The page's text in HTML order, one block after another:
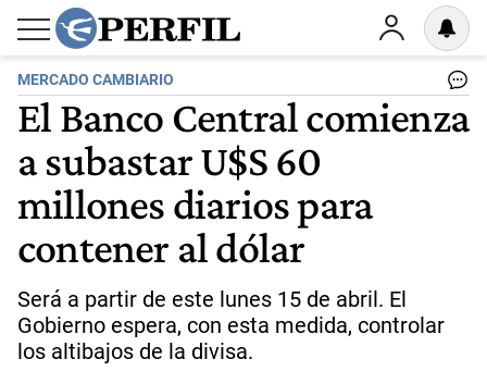
MERCADO CAMBIARIO
El Banco Central comienza
a subastar U$S 60
millones diarios para
contener al dólar
Será a partir de este lunes 15 de abril. El
Gobierno espera, con esta medida, controlar
los altibajos de la divisa.